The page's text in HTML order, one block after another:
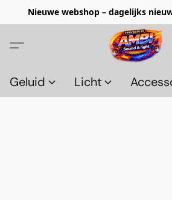
Nieuwe webshop – dagelijks
Geluid Licht